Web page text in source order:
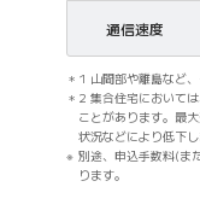
通信速度
1 山間部や離島など
2 集合住宅において
ことがあります。最
状況などにより低下し
別途、申込手数料(ま
ります。